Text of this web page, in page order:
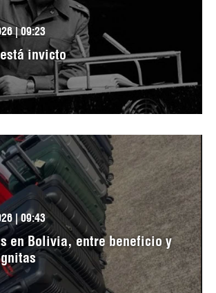
| 09:23
invicto
| 09:43
en Bolivia, entre beneficio y